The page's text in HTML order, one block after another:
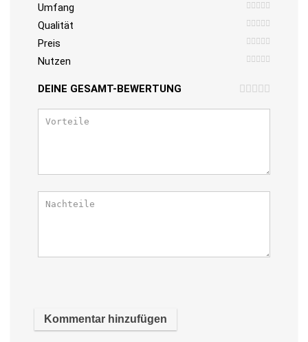
Umfang
Qualität
Preis
Nutzen
DEINE GESAMT-BEWERTUNG